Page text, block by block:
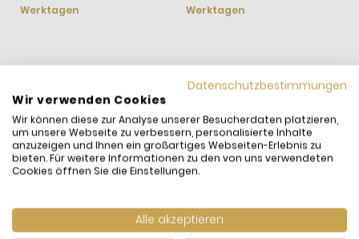
Werktagen Werktagen
WIR HABEN ANDERE
PRODUKTE GEFUNDEN,
DIE IHNEN GEFALLEN
KÖNNTEN!
Datenschutzbestimmungen
Wir verwenden Cookies
Wir können diese zur Analyse unserer Besucherdaten platzieren,
um unsere Webseite zu verbessern, personalisierte Inhalte
anzuzeigen und Ihnen ein großartiges Webseiten-Erlebnis zu
bieten. Für weitere Informationen zu den von uns verwendeten
Cookies öffnen Sie die Einstellungen.
Alle akzeptieren